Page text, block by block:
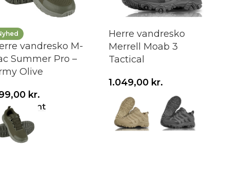
vandresko M-
Summer Pro –
Olive
kr.
variant
Herre vandresko
Merrell Moab 3
Tactical
1.049,00 kr.
Vælg variant